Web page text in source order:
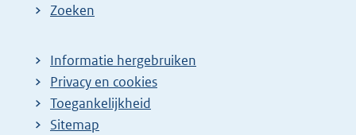
Zoeken
Informatie hergebruiken
Privacy en cookies
Toegankelijkheid
Sitemap